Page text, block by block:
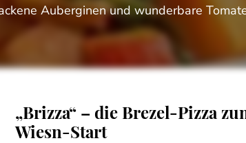
Auberginen und wunderbare
„Brizza“ – die Brezel-Pizza
Wiesn-Start